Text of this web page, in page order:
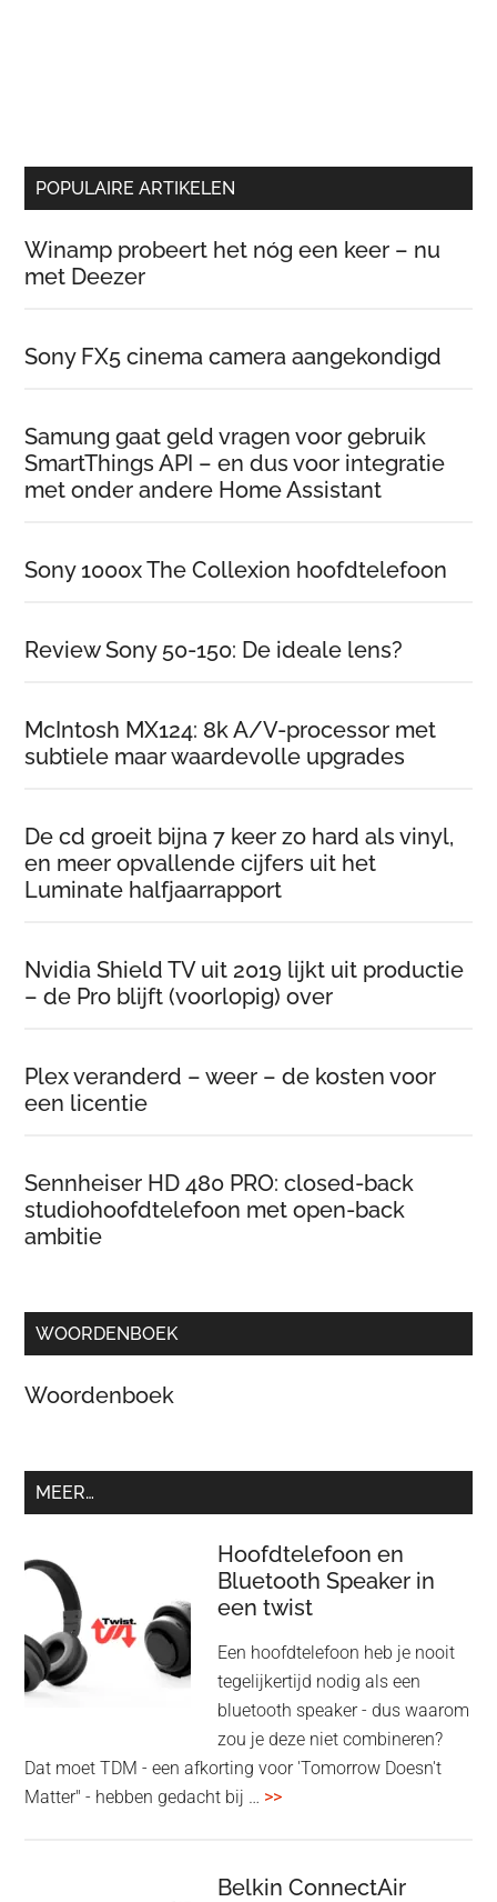
POPULAIRE ARTIKELEN
Winamp probeert het nóg een keer – nu
met Deezer
Sony FX5 cinema camera aangekondigd
Samung gaat geld vragen voor gebruik
SmartThings API – en dus voor integratie
met onder andere Home Assistant
Sony 1000x The Collexion hoofdtelefoon
Review Sony 50-150: De ideale lens?
McIntosh MX124: 8k A/V-processor met
subtiele maar waardevolle upgrades
De cd groeit bijna 7 keer zo hard als vinyl,
en meer opvallende cijfers uit het
Luminate halfjaarrapport
Nvidia Shield TV uit 2019 lijkt uit productie
– de Pro blijft (voorlopig) over
Plex veranderd – weer – de kosten voor
een licentie
Sennheiser HD 480 PRO: closed-back
studiohoofdtelefoon met open-back
ambitie
WOORDENBOEK
Woordenboek
MEER…
Hoofdtelefoon en
Bluetooth Speaker in
een twist
Een hoofdtelefoon heb je nooit
tegelijkertijd nodig als een
bluetooth speaker - dus waarom
zou je deze niet combineren?
Dat moet TDM - een afkorting voor 'Tomorrow Doesn't
Matter" - hebben gedacht bij … >>overHoofdtelefoon
Speaker
Belkin ConnectAir